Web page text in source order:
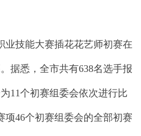
业技能大赛插花花艺师初赛在
据悉，全市共有638名选手报
11个初赛组委会依次进行比
项46个初赛组委会的全部初赛